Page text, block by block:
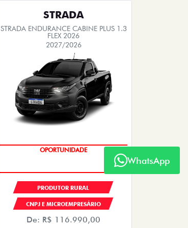
STRADA
STRADA ENDURANCE CABINE PLUS 1.3
FLEX 2026
2027/2026
OPORTUNIDADE
PRODUTOR RURAL
CNPJ E MICROEMPRESÁRIO
De: R$ 116.990,00
WhatsApp